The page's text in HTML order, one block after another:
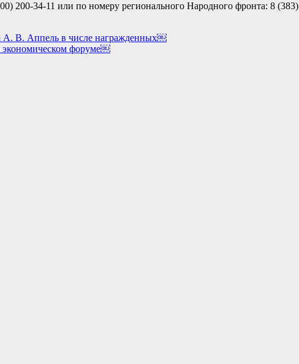
200-34-11 или по номеру регионального Народного фронта: 8 (383)
А. В. Аппель в числе награжденных￼
экономическом форуме￼